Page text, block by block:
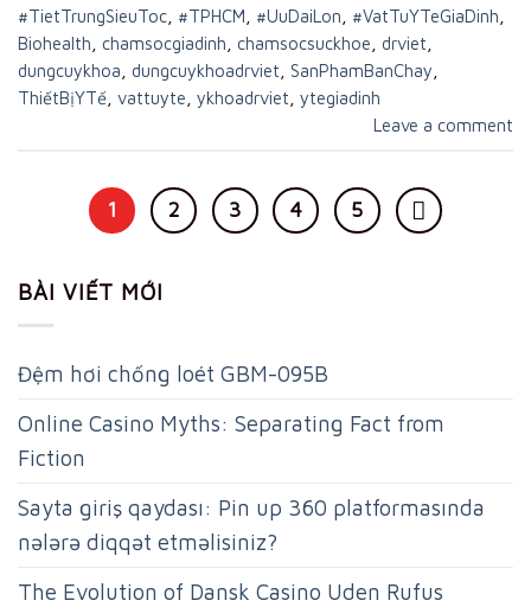
#TietTrungSieuToc #TPHCM #UuDaiLon #VatTuYTeGiaDinh
Biohealth
chamsocgiadinh chamsocsuckhoe drviet
dungcuykhoa
dungcuykhoadrviet SanPhamBanChay
ThiếtBịYTế vattuyte ykhoadrviet ytegiadinh
Leave a comment
1 2 3 4 5
BÀI VIẾT MỚI
Đệm hơi chống loét GBM-095B
Online Casino Myths: Separating Fact from
Fiction
Sayta giriş qaydası: Pin up 360 platformasında
nələrə diqqət etməlisiniz?
The Evolution of Dansk Casino Uden Rufus